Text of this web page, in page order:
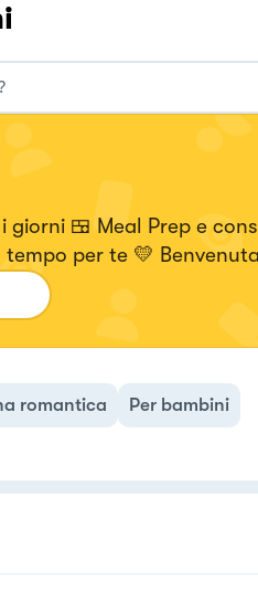
giorni 🍱 Meal Prep e
per te 💛
romantica Per bambini